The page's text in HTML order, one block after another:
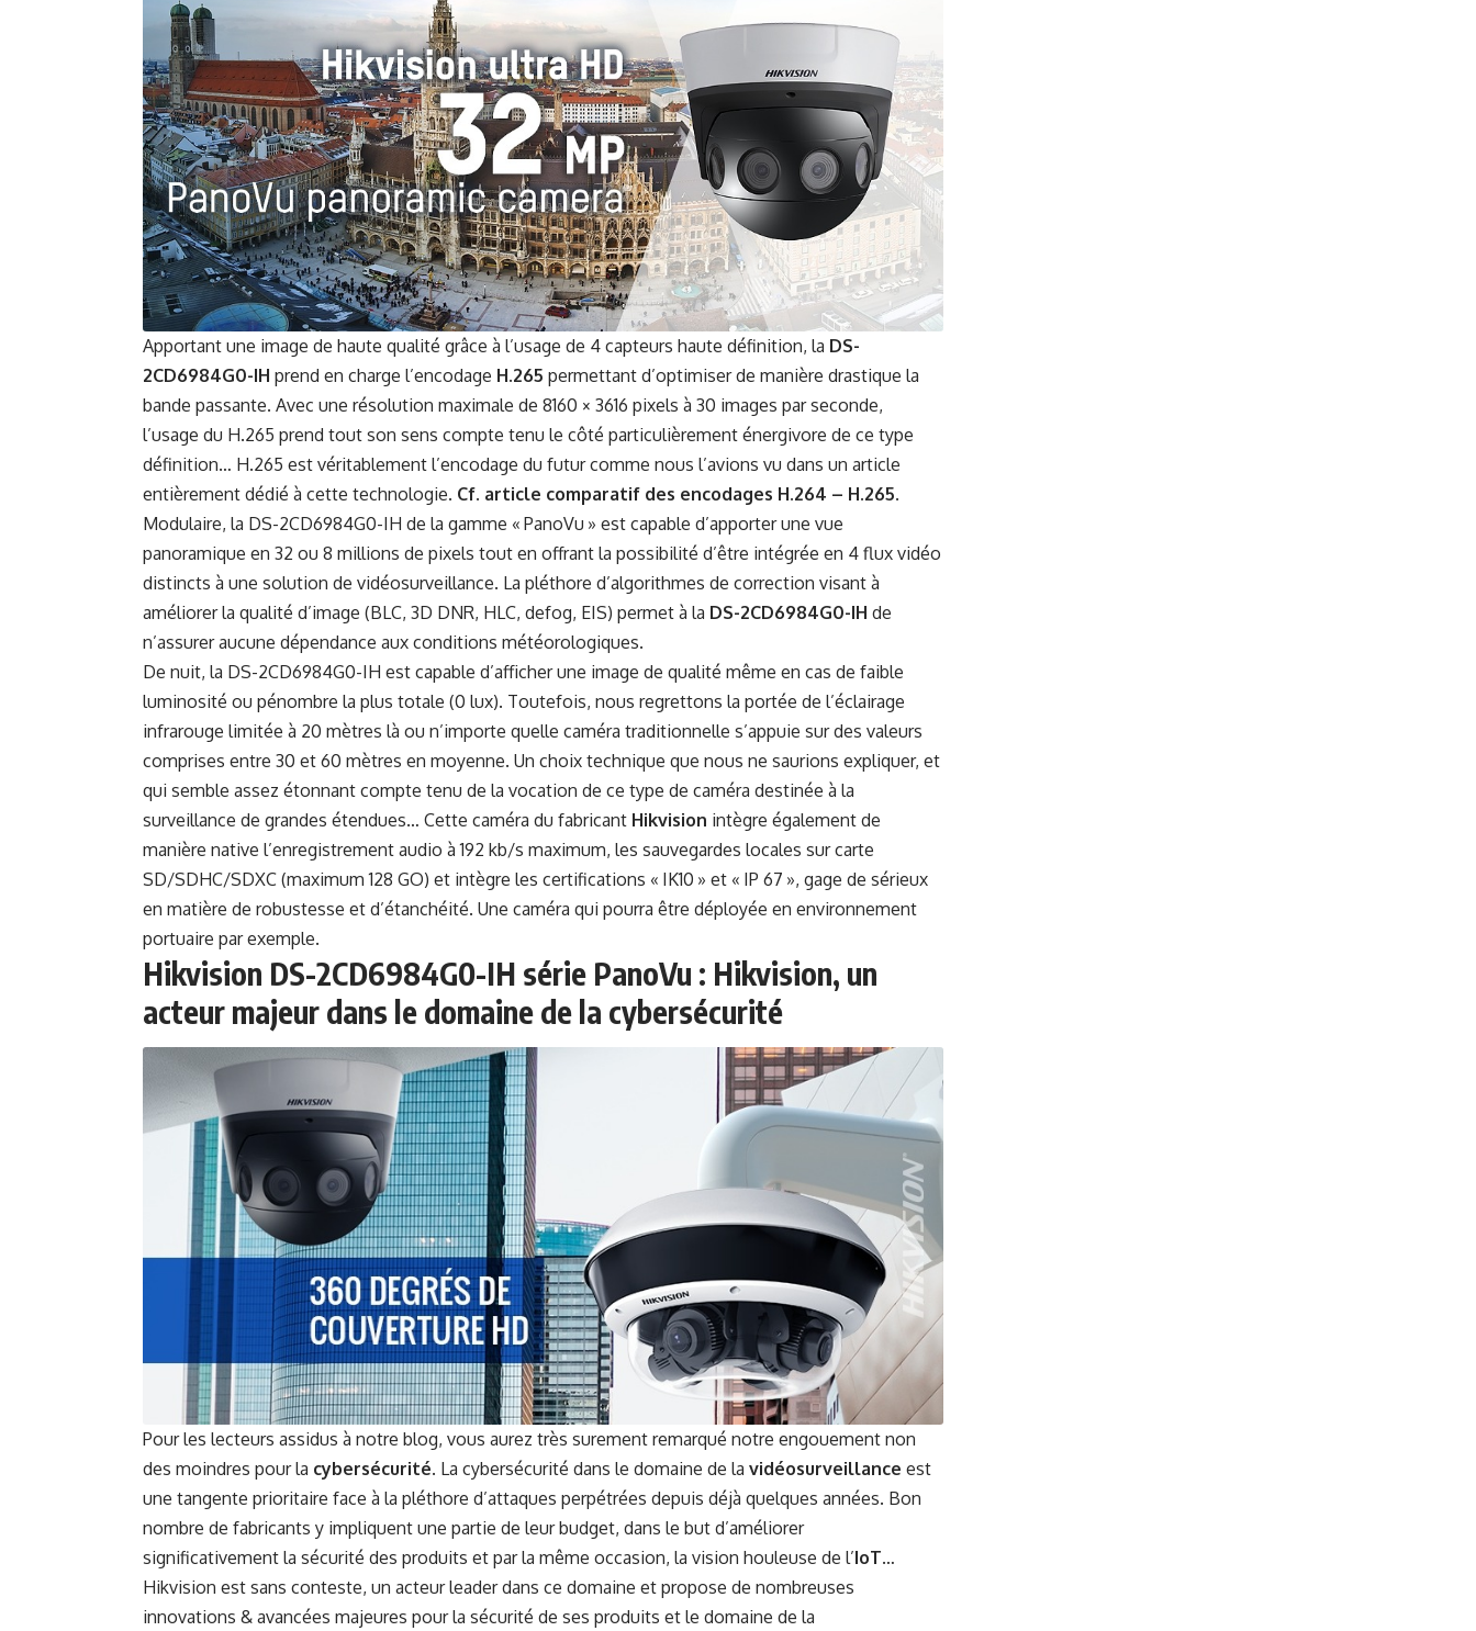
Apportant une image de haute qualité grâce à l’usage de 4 capteurs haute définition, la DS-
2CD6984G0-IH prend en charge l’encodage H.265 permettant d’optimiser de manière drastique la
bande passante. Avec une résolution maximale de 8160 × 3616 pixels à 30 images par seconde,
l’usage du H.265 prend tout son sens compte tenu le côté particulièrement énergivore de ce type
définition… H.265 est véritablement l’encodage du futur comme nous l’avions vu dans un article
entièrement dédié à cette technologie. Cf. article comparatif des encodages H.264 – H.265.
Modulaire, la DS-2CD6984G0-IH de la gamme « PanoVu » est capable d’apporter une vue
panoramique en 32 ou 8 millions de pixels tout en offrant la possibilité d’être intégrée en 4 flux vidéo
distincts à une solution de vidéosurveillance. La pléthore d’algorithmes de correction visant à
améliorer la qualité d’image (BLC, 3D DNR, HLC, defog, EIS) permet à la DS-2CD6984G0-IH de
n’assurer aucune dépendance aux conditions météorologiques.
De nuit, la DS-2CD6984G0-IH est capable d’afficher une image de qualité même en cas de faible
luminosité ou pénombre la plus totale (0 lux). Toutefois, nous regrettons la portée de l’éclairage
infrarouge limitée à 20 mètres là ou n’importe quelle caméra traditionnelle s’appuie sur des valeurs
comprises entre 30 et 60 mètres en moyenne. Un choix technique que nous ne saurions expliquer, et
qui semble assez étonnant compte tenu de la vocation de ce type de caméra destinée à la
surveillance de grandes étendues… Cette caméra du fabricant Hikvision intègre également de
manière native l’enregistrement audio à 192 kb/s maximum, les sauvegardes locales sur carte
SD/SDHC/SDXC (maximum 128 GO) et intègre les certifications « IK10 » et « IP 67 », gage de sérieux
en matière de robustesse et d’étanchéité. Une caméra qui pourra être déployée en environnement
portuaire par exemple.
Hikvision DS-2CD6984G0-IH série PanoVu : Hikvision, un
acteur majeur dans le domaine de la cybersécurité
Pour les lecteurs assidus à notre blog, vous aurez très surement remarqué notre engouement non
des moindres pour la cybersécurité. La cybersécurité dans le domaine de la vidéosurveillance est
une tangente prioritaire face à la pléthore d’attaques perpétrées depuis déjà quelques années. Bon
nombre de fabricants y impliquent une partie de leur budget, dans le but d’améliorer
significativement la sécurité des produits et par la même occasion, la vision houleuse de l’IoT…
Hikvision est sans conteste, un acteur leader dans ce domaine et propose de nombreuses
innovations & avancées majeures pour la sécurité de ses produits et le domaine de la